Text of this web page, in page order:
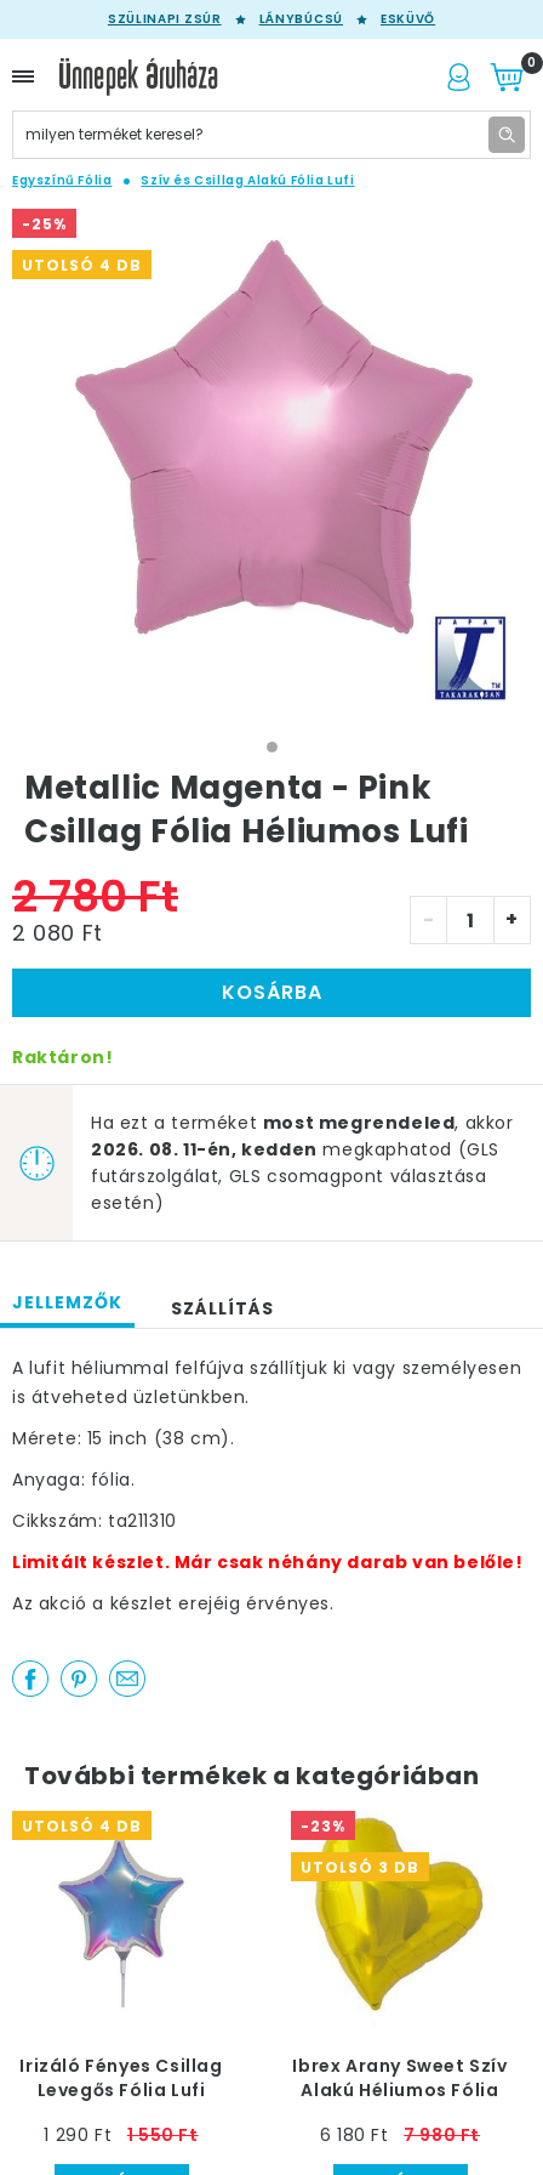
SZÜLINAPI ZSÚR LÁNYBÚCSÚ ESKÜVŐ
0
Egyszínű Fólia Szív és Csillag Alakú Fólia Lufi
-25%
UTOLSÓ 4 DB
Metallic Magenta - Pink
Csillag Fólia Héliumos Lufi
2 780 Ft
2 080 Ft - +
KOSÁRBA
Raktáron!
Ha ezt a terméket most megrendeled, akkor
2026. 08. 11-én, kedden megkaphatod (GLS
futárszolgálat, GLS csomagpont választása
esetén)
JELLEMZŐK SZÁLLÍTÁS
A lufit héliummal felfújva szállítjuk ki vagy személyesen
is átveheted üzletünkben.
Mérete: 15 inch (38 cm).
Anyaga: fólia.
Cikkszám: ta211310
Limitált készlet. Már csak néhány darab van belőle!
Az akció a készlet erejéig érvényes.
További termékek a kategóriában
UTOLSÓ 4 DB
Irizáló Fényes Csillag
Levegős Fólia Lufi
1 290 Ft
1 550 Ft
-23%
UTOLSÓ 3 DB
Ibrex Arany Sweet Szív
Alakú Héliumos Fólia
6 180 Ft
7 980 Ft